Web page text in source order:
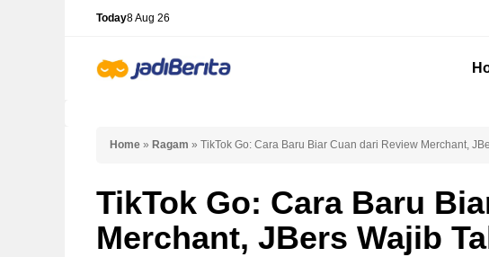
Today8 Aug 26
Home » Ragam » TikTok Go: Cara Baru Biar Cuan dari Review Merchant,
TikTok Go: Cara Baru
Merchant, JBers Wajib